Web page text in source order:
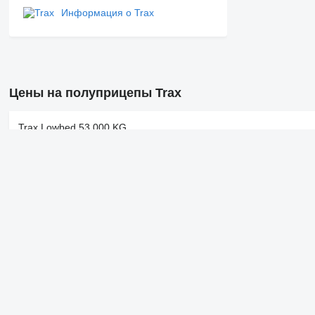
Информация о Trax
Цены на полуприцепы Trax
Trax Lowbed 53.000 KG